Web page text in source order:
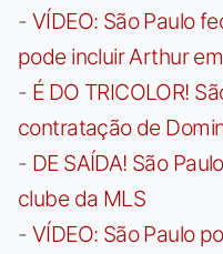
- VÍDEO: São Paulo
pode incluir Arthur
- É DO TRICOLOR!
contratação de
- DE SAÍDA! São
clube da MLS
- VÍDEO: São Paulo